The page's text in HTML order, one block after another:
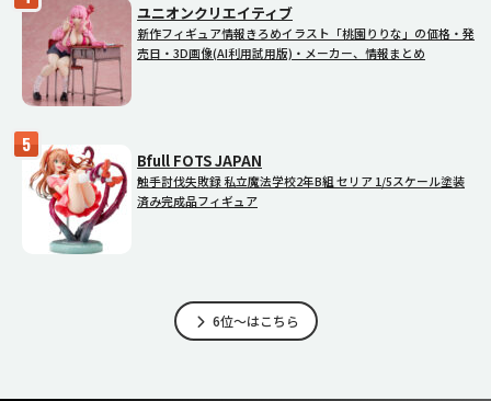
ユニオンクリエイティブ
新作フィギュア情報きろめイラスト「桃園りりな」の価格・発
売日・3D画像(AI利用試用版)・メーカー、情報まとめ
Bfull FOTS JAPAN
触手討伐失敗録 私立魔法学校2年B組 セリア 1/5スケール塗装
済み完成品フィギュア
6位～はこちら